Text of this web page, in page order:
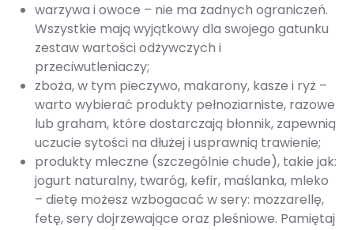
warzywa i owoce – nie ma żadnych ograniczeń.
Wszystkie mają wyjątkowy dla swojego gatunku
zestaw wartości odżywczych i
przeciwutleniaczy;
zboża, w tym pieczywo, makarony, kasze i ryż –
warto wybierać produkty pełnoziarniste, razowe
lub graham, które dostarczają błonnik, zapewnią
uczucie sytości na dłużej i usprawnią trawienie;
produkty mleczne (szczególnie chude), takie jak:
jogurt naturalny, twaróg, kefir, maślanka, mleko
– dietę możesz wzbogacać w sery: mozzarellę,
fetę, sery dojrzewające oraz pleśniowe. Pamiętaj